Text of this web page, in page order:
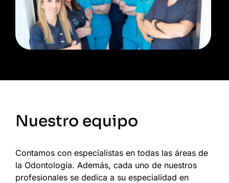
Nuestro equipo
Contamos con especialistas en todas las áreas de
la Odontología. Además, cada uno de nuestros
profesionales se dedica a su especialidad en